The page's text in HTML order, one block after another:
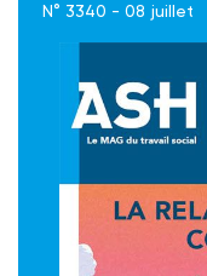
N° 3340 - 08 juillet